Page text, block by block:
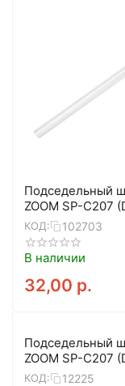
Подседельный
ZOOM SP-C207
400,
КОД: 102703
В наличии
32,00 р.
Подседельный
ZOOM SP-C207
400,
КОД: 12225